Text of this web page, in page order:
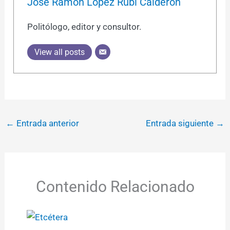
Politólogo, editor y consultor.
View all posts
← Entrada anterior Entrada siguiente →
Contenido Relacionado